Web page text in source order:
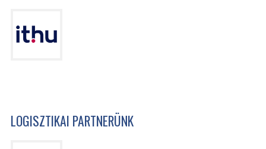
LOGISZTIKAI PARTNERÜNK